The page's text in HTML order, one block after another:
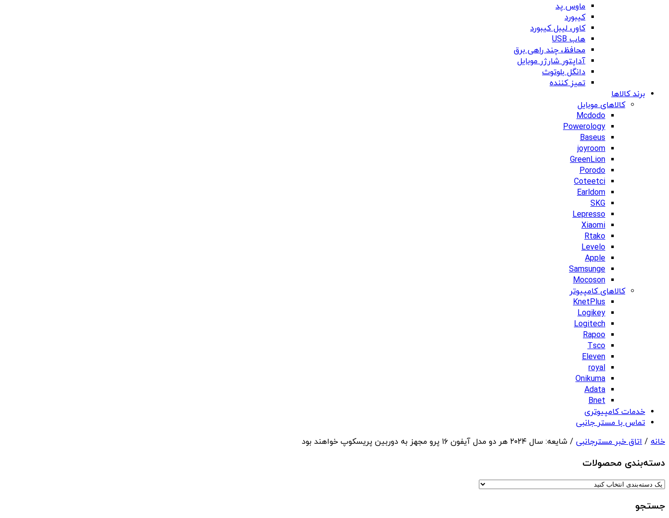
ماوس پد
کیبورد
کاور، لیبل کیبورد
هاب USB
محافظ، چند راهی برق
آداپتور شارژر موبایل
دانگل بلوتوث
تمیز کننده
برند کالاها
کالاهای موبایل
Mcdodo
Powerology
Baseus
joyroom
GreenLion
Porodo
Coteetci
Earldom
SKG
Lepresso
Xiaomi
Rtako
Levelo
Apple
Samsunge
Mocoson
کالاهای کامپیوتر
KnetPlus
Logikey
Logitech
Rapoo
Tsco
Eleven
royal
Onikuma
Adata
Bnet
خدمات کامپیوتری
تماس با مستر جانبی
خانه / اتاق خبر مسترجانبی / شایعه: سال ۲۰۲۴ هر دو مدل آیفون ۱۶ پرو مجهز به دوربین پریسکوپ خواهند بود
دسته‌بندی‌ محصولات
جستجو